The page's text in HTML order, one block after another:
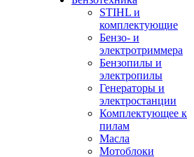
STIHL и
комплектующие
Бензо- и
электротриммера
Бензопилы и
электропилы
Генераторы и
электростанции
Комплектующее к
пилам
Масла
Мотоблоки